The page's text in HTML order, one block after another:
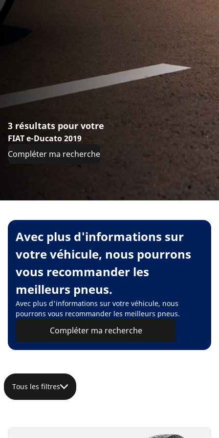
3 résultats pour votre
FIAT e-Ducato 2019
Compléter ma recherche
Avec plus d'informations sur
votre véhicule, nous pourrons
vous recommander les
meilleurs pneus.
Avec plus d'informations sur votre véhicule, nous
pourrons vous recommander les meilleurs pneus.
Compléter ma recherche
Tous les filtres